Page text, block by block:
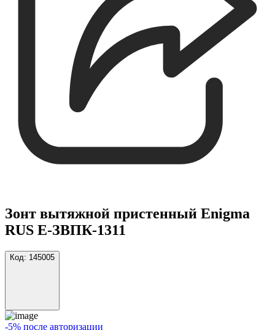
Зонт вытяжной пристенный Enigma
RUS Е-ЗВПК-1311
Код: 145005
-5% после авторизации